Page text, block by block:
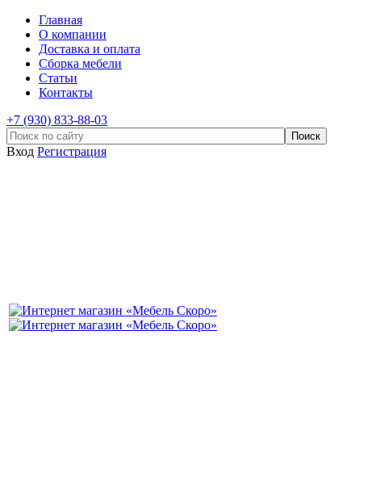
Главная
О компании
Доставка и оплата
Сборка мебели
Статьи
Контакты
+7 (930) 833-88-03
Вход Регистрация